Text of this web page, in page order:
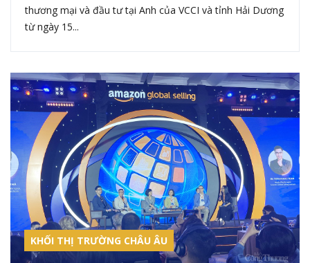
thương mại và đầu tư tại Anh của VCCI và tỉnh Hải Dương
từ ngày 15...
KHỐI THỊ TRƯỜNG CHÂU ÂU